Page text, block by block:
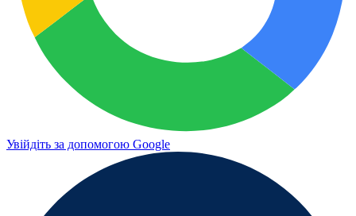
Увійдіть за допомогою Google